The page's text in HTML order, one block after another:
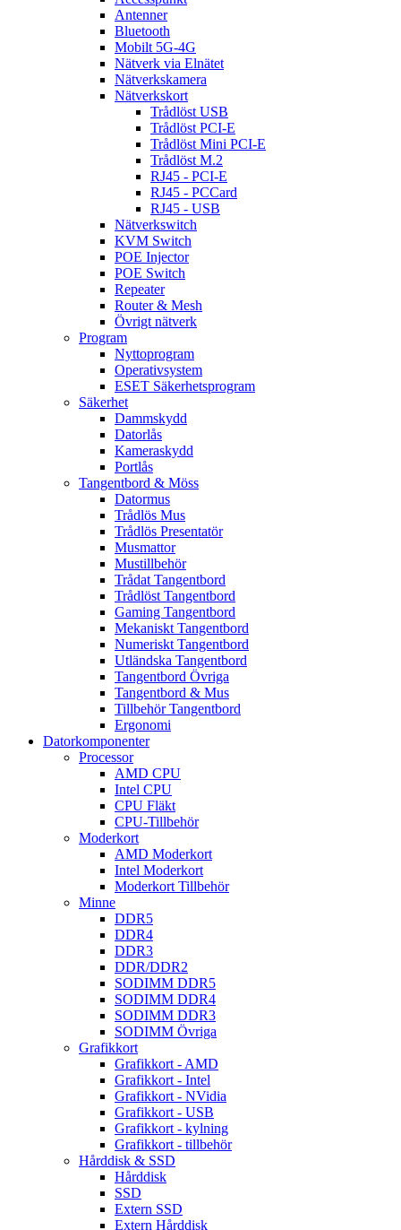
Antenner
Bluetooth
Mobilt 5G-4G
Nätverk via Elnätet
Nätverkskamera
Nätverkskort
Trådlöst USB
Trådlöst PCI-E
Trådlöst Mini PCI-E
Trådlöst M.2
RJ45 - PCI-E
RJ45 - PCCard
RJ45 - USB
Nätverkswitch
KVM Switch
POE Injector
POE Switch
Repeater
Router & Mesh
Övrigt nätverk
Program
Nyttoprogram
Operativsystem
ESET Säkerhetsprogram
Säkerhet
Dammskydd
Datorlås
Kameraskydd
Portlås
Tangentbord & Möss
Datormus
Trådlös Mus
Trådlös Presentatör
Musmattor
Mustillbehör
Trådat Tangentbord
Trådlöst Tangentbord
Gaming Tangentbord
Mekaniskt Tangentbord
Numeriskt Tangentbord
Utländska Tangentbord
Tangentbord Övriga
Tangentbord & Mus
Tillbehör Tangentbord
Ergonomi
Datorkomponenter
Processor
AMD CPU
Intel CPU
CPU Fläkt
CPU-Tillbehör
Moderkort
AMD Moderkort
Intel Moderkort
Moderkort Tillbehör
Minne
DDR5
DDR4
DDR3
DDR/DDR2
SODIMM DDR5
SODIMM DDR4
SODIMM DDR3
SODIMM Övriga
Grafikkort
Grafikkort - AMD
Grafikkort - Intel
Grafikkort - NVidia
Grafikkort - USB
Grafikkort - kylning
Grafikkort - tillbehör
Hårddisk & SSD
Hårddisk
SSD
Extern SSD
Extern Hårddisk